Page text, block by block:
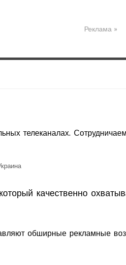
Реклама »
телеканалах.
качественно
обширные рекламные